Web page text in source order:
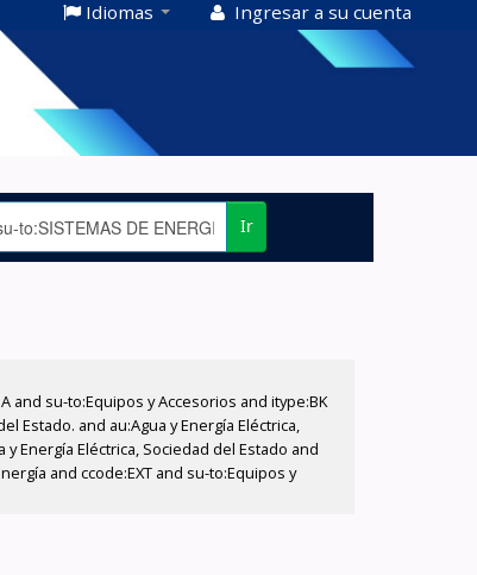
Idiomas Ingresar a su cuenta
Ir
and su-to:Equipos y Accesorios and itype:BK
Estado. and au:Agua y Energía Eléctrica,
Energía Eléctrica, Sociedad del Estado and
and ccode:EXT and su-to:Equipos y